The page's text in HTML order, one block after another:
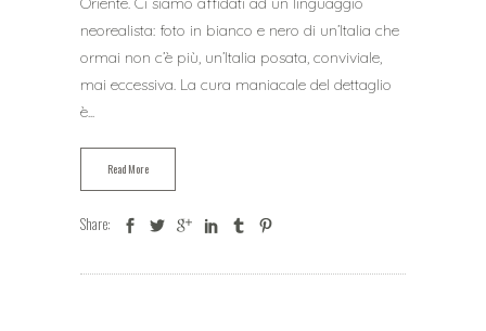
neorealista: foto in bianco e nero di un’Italia che
ormai non c’è più, un’Italia posata, conviviale,
mai eccessiva. La cura maniacale del dettaglio
è...
Read More
Share: